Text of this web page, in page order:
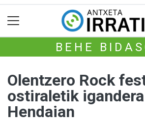
BEHE
Olentzero Rock
ostiraletik
Hendaian